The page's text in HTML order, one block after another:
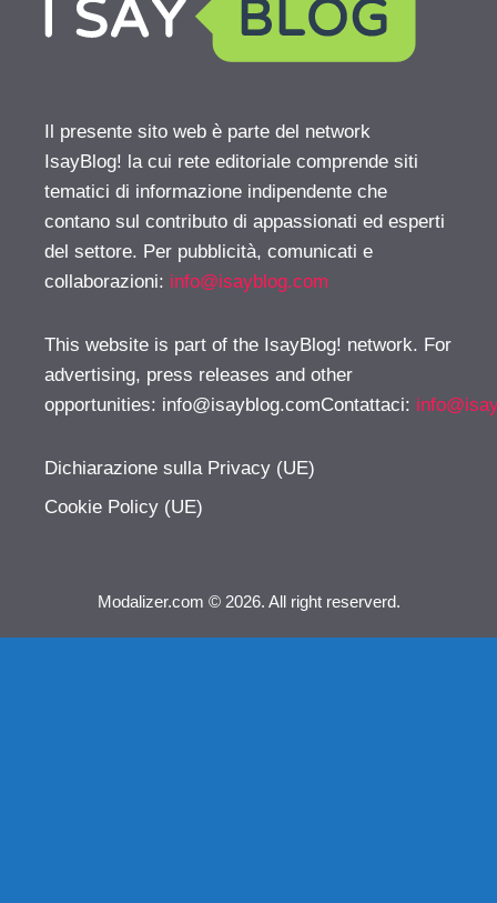
Il presente sito web è parte del network
IsayBlog! la cui rete editoriale comprende siti
tematici di informazione indipendente che
contano sul contributo di appassionati ed esperti
del settore. Per pubblicità, comunicati e
collaborazioni: info@isayblog.com
This website is part of the IsayBlog! network. For
advertising, press releases and other
opportunities: info@isayblog.comContattaci:
Dichiarazione sulla Privacy (UE)
Cookie Policy (UE)
Modalizer.com © 2026. All right reserverd.